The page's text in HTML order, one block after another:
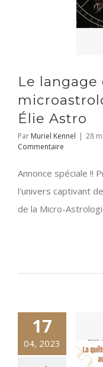
Le langage
Élie Astro
Par Muriel Kennel | 28
Commentaire
Annonce spéciale !!
l'univers captivant
de la Micro-
17
04, 2023